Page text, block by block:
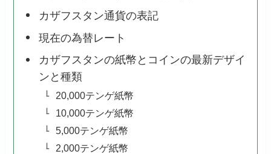
カザフスタン通貨の表記
現在の為替レート
カザフスタンの紙幣とコインの最新デザイ
ンと種類
20,000テンゲ紙幣
10,000テンゲ紙幣
5,000テンゲ紙幣
2,000テンゲ紙幣